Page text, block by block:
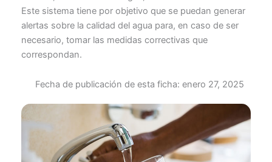
Este sistema tiene por objetivo que se puedan generar
alertas sobre la calidad del agua para, en caso de ser
necesario, tomar las medidas correctivas que
correspondan.
Fecha de publicación de esta ficha: enero 27, 2025